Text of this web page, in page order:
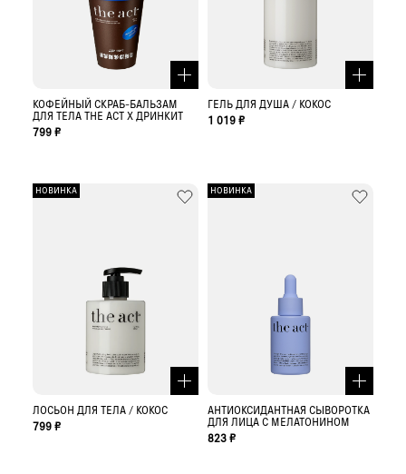
КОФЕЙНЫЙ СКРАБ-БАЛЬЗАМ
ДЛЯ ТЕЛА THE ACT X ДРИНКИТ
799 ₽
ГЕЛЬ ДЛЯ ДУША / КОКОС
1 019 ₽
НОВИНКА
ЛОСЬОН ДЛЯ ТЕЛА / КОКОС
799 ₽
НОВИНКА
АНТИОКСИДАНТНАЯ СЫВОРОТКА
ДЛЯ ЛИЦА С МЕЛАТОНИНОМ
823 ₽